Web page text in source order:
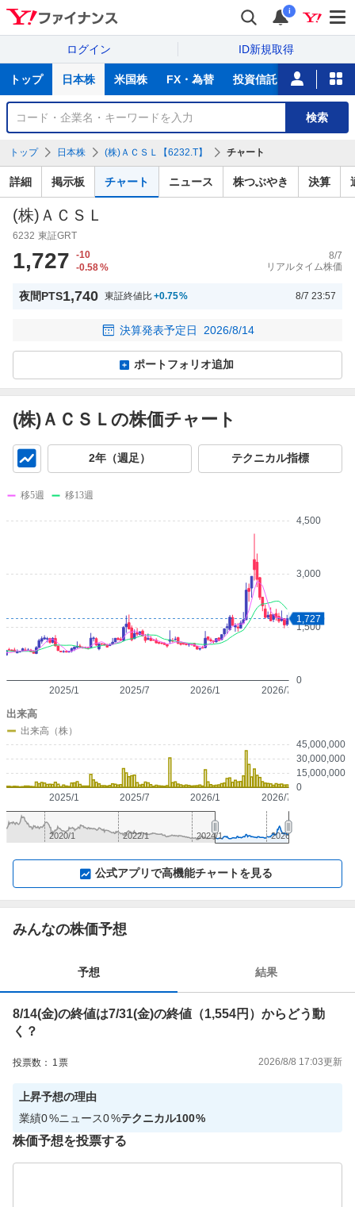
i
ログイン ID新規取得
サ
トップ 日本株 米国株 FX・為替 投資信託 ニュース
銘
検
索
検索
トップ 日本株 (株)ＡＣＳＬ【6232.T】 チャート
詳細 掲示板 チャート ニュース 株つぶやき 決算
(株)ＡＣＳＬ
6232 東証GRT
1,727
-10
-0.58%
8/7
リアルタイム株価
夜間PTS1,740 東証終値比+0.75% 8/7 23:57
決算発表予定日 2026/8/14
ポートフォリオ追加
(株)ＡＣＳＬの株価チャート
2年（週足） テクニカル指標
0
1,500
3,000
4,500
2025/1 2026/1
2025/7 2026/7
1,727
移5週 移13週
0
15,000,000
30,000,000
45,000,000
2025/1 2026/1
2025/7 2026/7
出来高
出来高（株）
2022/1 2026/1
2020/1 2024/1
公式アプリで高機能チャートを見る
みんなの株価予想
予想 結果
8/14(金)の終値は7/31(金)の終値（1,554円）からどう動
く？
投票数： 1 票 2026/8/8 17:03更新
上昇予想の理由
業績0%ニュース0%テクニカル100%
株価予想を投票する